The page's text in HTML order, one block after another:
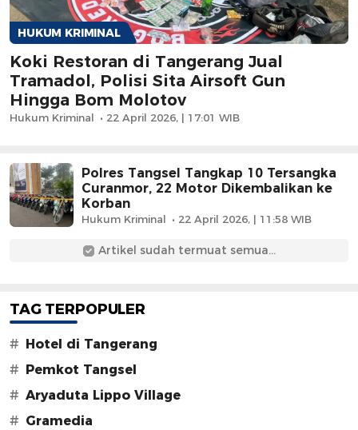
HUKUM KRIMINAL
Koki Restoran di Tangerang Jual
Tramadol, Polisi Sita Airsoft Gun
Hingga Bom Molotov
Hukum Kriminal 22 April 2026, | 17:01 WIB
Polres Tangsel Tangkap 10 Tersangka
Curanmor, 22 Motor Dikembalikan ke
Korban
Hukum Kriminal 22 April 2026, | 11:58 WIB
Artikel sudah termuat semua...
TAG TERPOPULER
#
Hotel di Tangerang
#
Pemkot Tangsel
# Aryaduta Lippo Village
# Gramedia